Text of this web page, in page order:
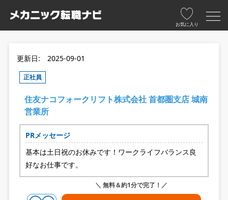
お気に入り
更新日: 2025-09-01
正社員
住友ナコフォークリフト株式会社 首都圏支店 城南
営業所
PRメッセージ
基本は土日祝のお休みです！ワークライフバランス良
好なお仕事です。
＼ 無料＆約1分で完了！／